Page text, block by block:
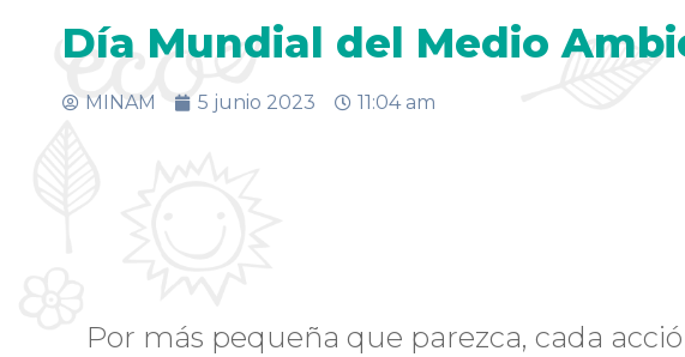
Día Mundial del Medio
MINAM 5 junio 2023 11:04 am
Por más pequeña que parezca, cada